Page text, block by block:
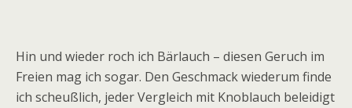
Hin und wieder roch ich Bärlauch – diesen Geruch im
Freien mag ich sogar. Den Geschmack wiederum finde
ich scheußlich, jeder Vergleich mit Knoblauch beleidigt